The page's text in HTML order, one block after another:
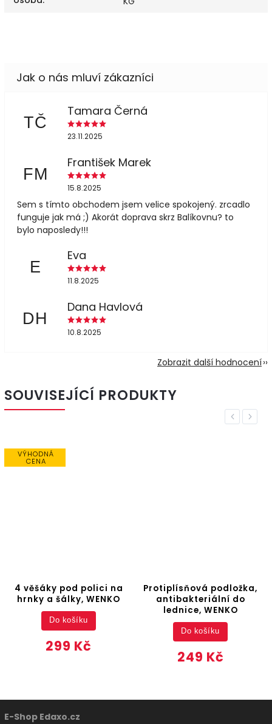
TČ
Tamara Černá
23.11.2025
FM
František Marek
15.8.2025
Sem s tímto obchodem jsem velice spokojený. zrcadlo
funguje jak má ;) Akorát doprava skrz Balíkovnu? to
bylo naposledy!!!
E
Eva
11.8.2025
DH
Dana Havlová
10.8.2025
Zobrazit další hodnocení
SOUVISEJÍCÍ PRODUKTY
Previous
VÝHODNÁ
CENA
4 věšáky pod polici na
hrnky a šálky, WENKO
299 Kč
Do košíku
Protiplísňová podložka,
antibakteriální do
lednice, WENKO
249 Kč
Do košíku
Next
E-Shop Edaxo.cz